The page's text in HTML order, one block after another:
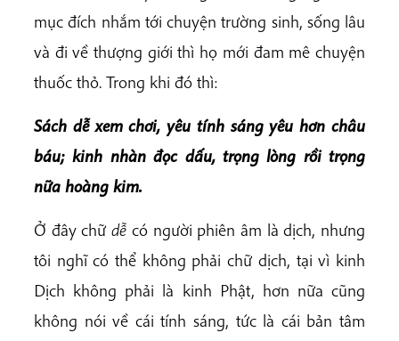
mục đích nhắm tới chuyện trường sinh, sống lâu
và đi về thượng giới thì họ mới đam mê chuyện
thuốc thỏ. Trong khi đó thì:
Sách dễ xem chơi, yêu tính sáng yêu hơn châu
báu; kinh nhàn đọc dấu, trọng lòng rồi trọng
nữa hoàng kim.
Ở đây chữdễ có người phiên âm là dịch, nhưng
tôi nghĩ có thể không phải chữ dịch, tại vì kinh
Dịch không phải là kinh Phật, hơn nữa cũng
không nói về cái tính sáng, tức là cái bản tâm